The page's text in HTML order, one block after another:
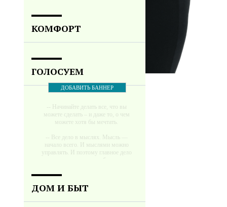
КОМФОРТ
ГОЛОСУЕМ
ДОБАВИТЬ БАННЕР
-- Начинайте делать все, что вы
можете сделать – и даже то, о чем
можете хотя бы мечтать.
-- Все дело в мыслях. Мысль —
начало всего. И мыслями можно
управлять. И поэтому главное дело
мечте. Живите той жизнью, которую
ДОМ И БЫТ